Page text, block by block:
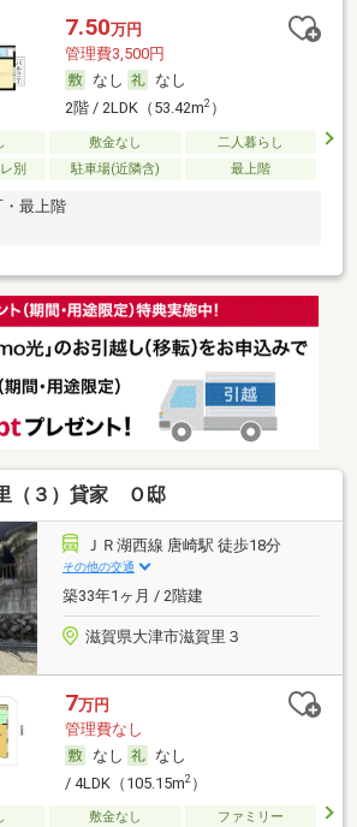
7.50万円
管理費3,500円
なし
なし
2階 / 2LDK（53.42m2）
敷金なし
二人暮らし
別
駐車場(近隣含) 最上階
・最上階
（３）貸家 Ｏ邸
ＪＲ湖西線 唐崎駅 徒歩18分
その他の交通
築33年1ヶ月 / 2階建
滋賀県大津市滋賀里３
7万円
管理費なし
なし
なし
/ 4LDK（105.15m2）
敷金なし
ファミリー